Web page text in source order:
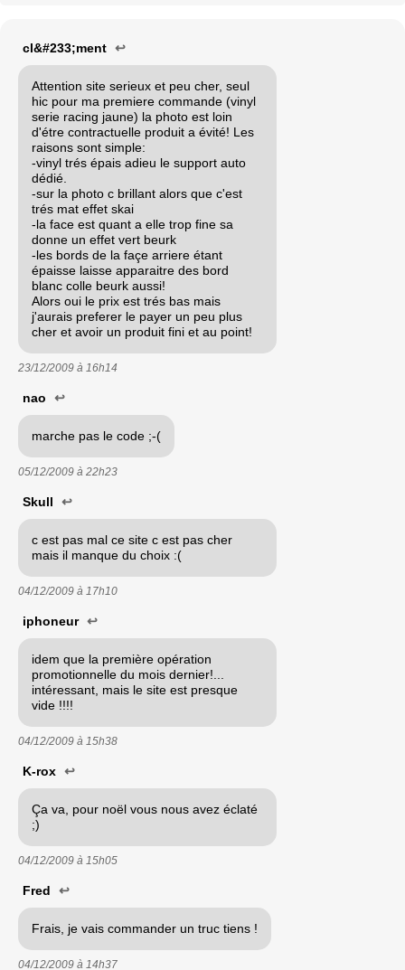
cl&#233;ment ↩
Attention site serieux et peu cher, seul
hic pour ma premiere commande (vinyl
serie racing jaune) la photo est loin
d'étre contractuelle produit a évité! Les
raisons sont simple:
-vinyl trés épais adieu le support auto
dédié.
-sur la photo c brillant alors que c'est
trés mat effet skai
-la face est quant a elle trop fine sa
donne un effet vert beurk
-les bords de la façe arriere étant
épaisse laisse apparaitre des bord
blanc colle beurk aussi!
Alors oui le prix est trés bas mais
j'aurais preferer le payer un peu plus
cher et avoir un produit fini et au point!
23/12/2009 à 16h14
nao ↩
marche pas le code ;-(
05/12/2009 à 22h23
Skull ↩
c est pas mal ce site c est pas cher
mais il manque du choix :(
04/12/2009 à 17h10
iphoneur ↩
idem que la première opération
promotionnelle du mois dernier!...
intéressant, mais le site est presque
vide !!!!
04/12/2009 à 15h38
K-rox ↩
Ça va, pour noël vous nous avez éclaté
;)
04/12/2009 à 15h05
Fred ↩
Frais, je vais commander un truc tiens !
04/12/2009 à 14h37